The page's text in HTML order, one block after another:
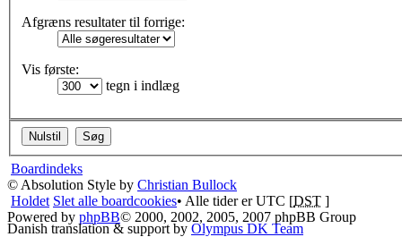
Afgræns resultater til forrige:
Vis første:
tegn i indlæg
Boardindeks
© Absolution Style by Christian Bullock
Holdet Slet alle boardcookies• Alle tider er UTC [DST ]
Powered by phpBB© 2000, 2002, 2005, 2007 phpBB Group
Danish translation & support by Olympus DK Team